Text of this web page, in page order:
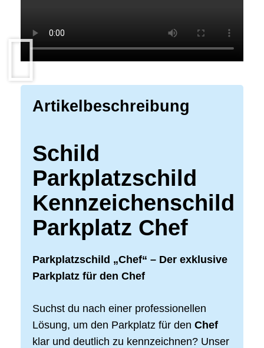
Artikelbeschreibung
Schild
Parkplatzschild
Kennzeichenschild
Parkplatz Chef
Parkplatzschild „Chef“ – Der exklusive
Parkplatz für den Chef
Suchst du nach einer professionellen
Lösung, um den Parkplatz für den Chef
klar und deutlich zu kennzeichnen? Unser